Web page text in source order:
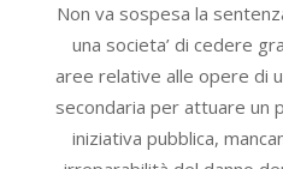
06-
01
Non va sospesa la
una societa’ di cedere
aree relative alle opere di
secondaria per attuare un
iniziativa pubblica,